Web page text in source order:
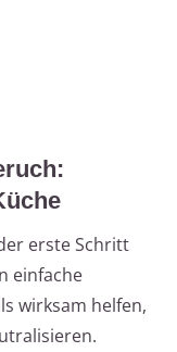
erste Schritt
einfache
wirksam helfen,